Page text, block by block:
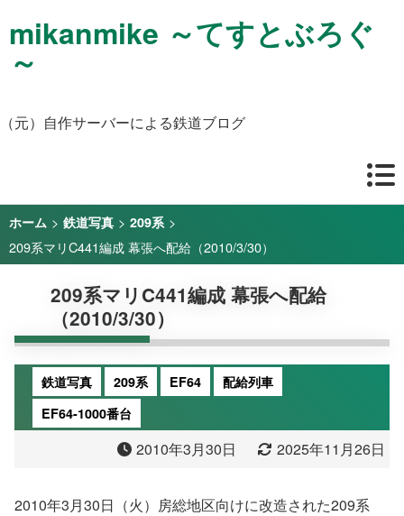
mikanmike ～てすとぶろぐ
～
（元）自作サーバーによる鉄道ブログ
ホーム > 鉄道写真 > 209系 >
209系マリC441編成 幕張へ配給（2010/3/30）
209系マリC441編成 幕張へ配給
（2010/3/30）
鉄道写真 209系 EF64
配給列車
EF64-1000番台
2010年3月30日 2025年11月26日
2010年3月30日（火）房総地区向けに改造された209系